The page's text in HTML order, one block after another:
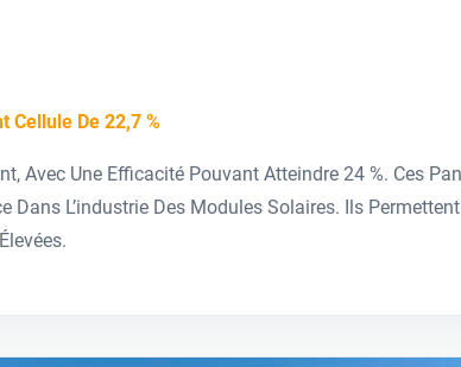
Cellule De 22,7 %
Avec Une Efficacité Pouvant Atteindre 24 %. Ces
Dans L’industrie Des Modules Solaires. Ils